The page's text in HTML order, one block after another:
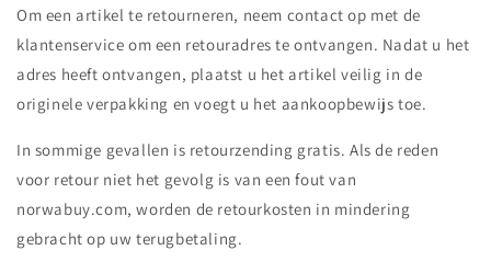
Om een artikel te retourneren, neem contact op met de
klantenservice om een retouradres te ontvangen. Nadat u het
adres heeft ontvangen, plaatst u het artikel veilig in de
originele verpakking en voegt u het aankoopbewijs toe.
In sommige gevallen is retourzending gratis. Als de reden
voor retour niet het gevolg is van een fout van
norwabuy.com, worden de retourkosten in mindering
gebracht op uw terugbetaling.